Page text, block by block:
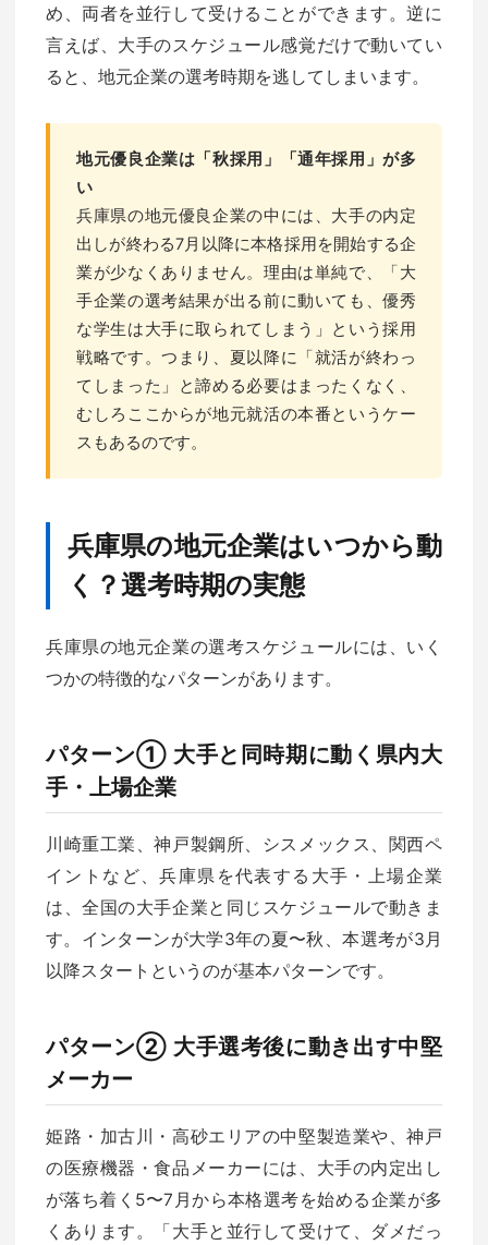
め、両者を並行して受けることができます。逆に
言えば、大手のスケジュール感覚だけで動いてい
ると、地元企業の選考時期を逃してしまいます。
地元優良企業は「秋採用」「通年採用」が多
い
兵庫県の地元優良企業の中には、大手の内定
出しが終わる7月以降に本格採用を開始する企
業が少なくありません。理由は単純で、「大
手企業の選考結果が出る前に動いても、優秀
な学生は大手に取られてしまう」という採用
戦略です。つまり、夏以降に「就活が終わっ
てしまった」と諦める必要はまったくなく、
むしろここからが地元就活の本番というケー
スもあるのです。
兵庫県の地元企業はいつから動
く？選考時期の実態
兵庫県の地元企業の選考スケジュールには、いく
つかの特徴的なパターンがあります。
パターン① 大手と同時期に動く県内大
手・上場企業
川崎重工業、神戸製鋼所、シスメックス、関西ペ
イントなど、兵庫県を代表する大手・上場企業
は、全国の大手企業と同じスケジュールで動きま
す。インターンが大学3年の夏〜秋、本選考が3月
以降スタートというのが基本パターンです。
パターン② 大手選考後に動き出す中堅
メーカー
姫路・加古川・高砂エリアの中堅製造業や、神戸
の医療機器・食品メーカーには、大手の内定出し
が落ち着く5〜7月から本格選考を始める企業が多
くあります。「大手と並行して受けて、ダメだっ